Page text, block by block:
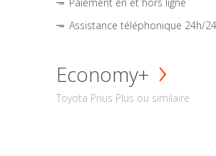
Assistance téléphonique 24h/
Economy+
Toyota Prius Plus ou similaire